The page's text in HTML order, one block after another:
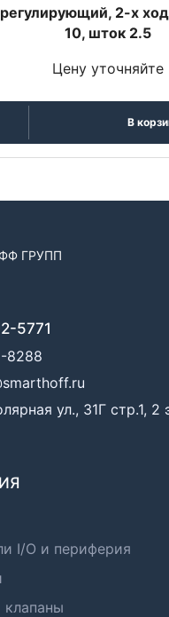
2-х
10, шток 2.5
Цену уточняйте
В
5771
8288
ул., 31Г стр.1, 2
I/O и периферия